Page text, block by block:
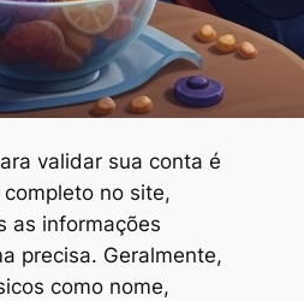
validar sua conta é
no site,
as informações
precisa. Geralmente,
como nome,